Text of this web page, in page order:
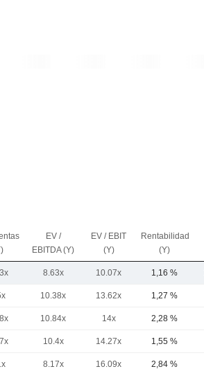
EV /
EBITDA (Y)
EV / EBIT
(Y)
Rentabilidad
(Y)
8.63x 10.07x 1,16 %
10.38x 13.62x 1,27 %
10.84x 14x 2,28 %
10.4x 14.27x 1,55 %
8.17x 16.09x 2,84 %